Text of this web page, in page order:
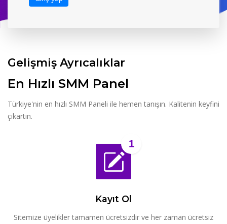
Gelişmiş Ayrıcalıklar
En Hızlı SMM Panel
Türkiye'nin en hızlı SMM Paneli ile hemen tanışın. Kalitenin keyfini
çıkartın.
1
Kayıt Ol
Sitemize üyelikler tamamen ücretsizdir ve her zaman ücretsiz